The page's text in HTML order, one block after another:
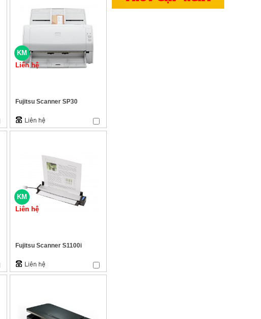
KM
Liên hệ
Fujitsu Scanner SP30
KM
Liên hệ
Fujitsu Scanner S1100i